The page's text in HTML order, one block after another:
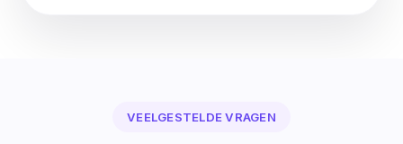
VEELGESTELDE VRAGEN